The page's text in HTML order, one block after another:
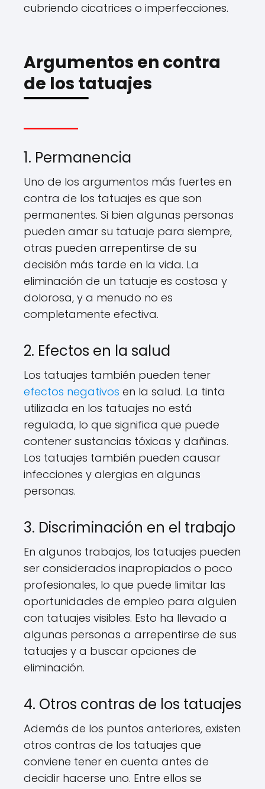
cubriendo cicatrices o imperfecciones.
Argumentos en contra
de los tatuajes
1. Permanencia
Uno de los argumentos más fuertes en
contra de los tatuajes es que son
permanentes. Si bien algunas personas
pueden amar su tatuaje para siempre,
otras pueden arrepentirse de su
decisión más tarde en la vida. La
eliminación de un tatuaje es costosa y
dolorosa, y a menudo no es
completamente efectiva.
2. Efectos en la salud
Los tatuajes también pueden tener
efectos negativos en la salud. La tinta
utilizada en los tatuajes no está
regulada, lo que significa que puede
contener sustancias tóxicas y dañinas.
Los tatuajes también pueden causar
infecciones y alergias en algunas
personas.
3. Discriminación en el trabajo
En algunos trabajos, los tatuajes pueden
ser considerados inapropiados o poco
profesionales, lo que puede limitar las
oportunidades de empleo para alguien
con tatuajes visibles. Esto ha llevado a
algunas personas a arrepentirse de sus
tatuajes y a buscar opciones de
eliminación.
4. Otros contras de los tatuajes
Además de los puntos anteriores, existen
otros contras de los tatuajes que
conviene tener en cuenta antes de
decidir hacerse uno. Entre ellos se